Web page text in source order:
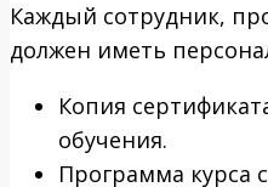
Каждый сотрудник,
должен иметь
Копия
обучения.
Программа курса